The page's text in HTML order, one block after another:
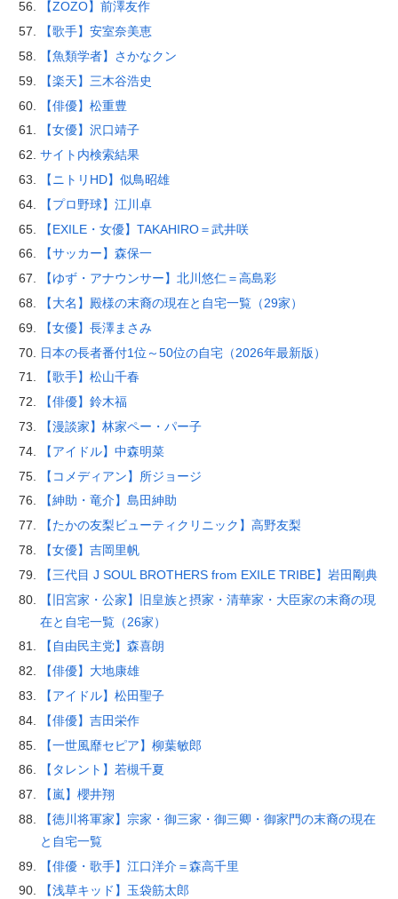
【ZOZO】前澤友作
【歌手】安室奈美恵
【魚類学者】さかなクン
【楽天】三木谷浩史
【俳優】松重豊
【女優】沢口靖子
サイト内検索結果
【ニトリHD】似鳥昭雄
【プロ野球】江川卓
【EXILE・女優】TAKAHIRO＝武井咲
【サッカー】森保一
【ゆず・アナウンサー】北川悠仁＝高島彩
【大名】殿様の末裔の現在と自宅一覧（29家）
【女優】長澤まさみ
日本の長者番付1位～50位の自宅（2026年最新版）
【歌手】松山千春
【俳優】鈴木福
【漫談家】林家ペー・パー子
【アイドル】中森明菜
【コメディアン】所ジョージ
【紳助・竜介】島田紳助
【たかの友梨ビューティクリニック】高野友梨
【女優】吉岡里帆
【三代目 J SOUL BROTHERS from EXILE TRIBE】岩田剛典
【旧宮家・公家】旧皇族と摂家・清華家・大臣家の末裔の現
在と自宅一覧（26家）
【自由民主党】森喜朗
【俳優】大地康雄
【アイドル】松田聖子
【俳優】吉田栄作
【一世風靡セピア】柳葉敏郎
【タレント】若槻千夏
【嵐】櫻井翔
【徳川将軍家】宗家・御三家・御三卿・御家門の末裔の現在
と自宅一覧
【俳優・歌手】江口洋介＝森高千里
【浅草キッド】玉袋筋太郎